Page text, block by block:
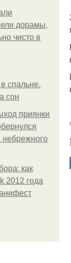
дорамы,
чисто в
спальне.
сон
приянки
небрежного
как
2012 года